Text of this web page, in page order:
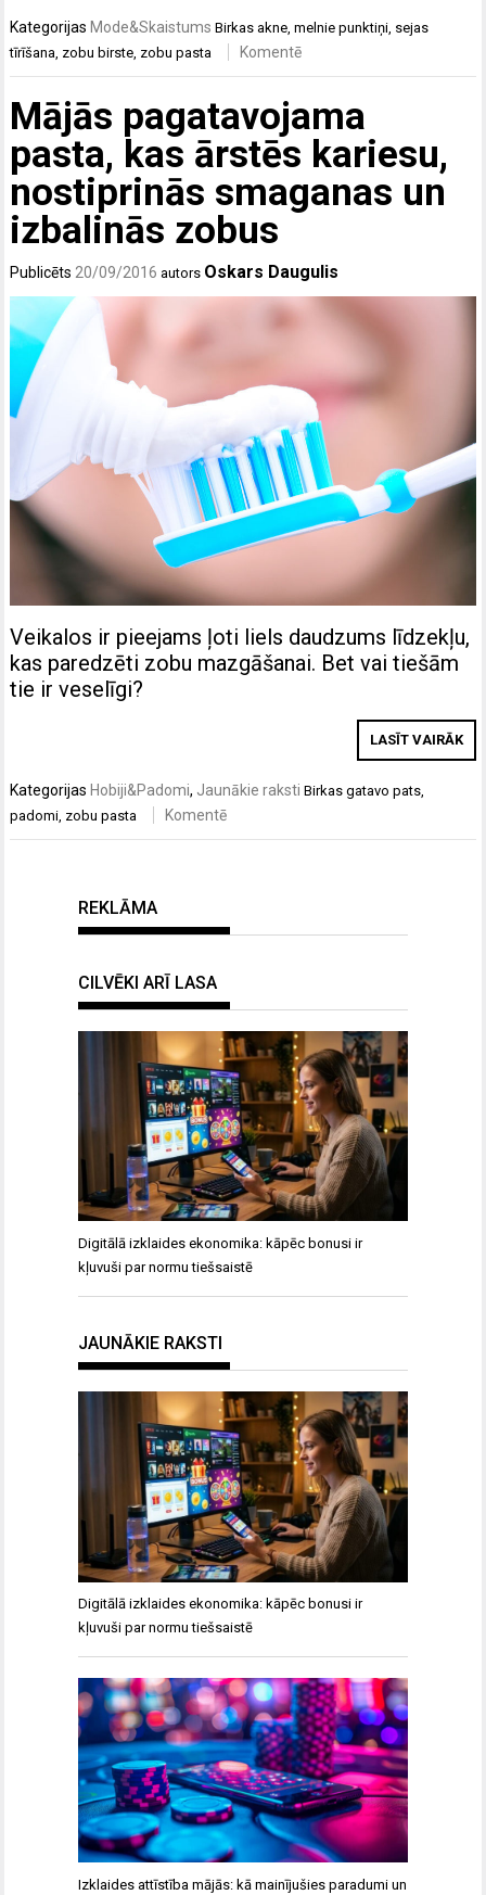
Kategorijas Mode&Skaistums Birkasakne ,melnie punktiņi sejas
tīrīšana zobu birste zobu pasta Komentē
Mājās pagatavojama
pasta, kas ārstēs kariesu,
nostiprinās smaganas un
izbalinās zobus
Publicēts20/09/2016 autors Oskars Daugulis
Veikalos ir pieejams ļoti liels daudzums līdzekļu,
kas paredzēti zobu mazgāšanai. Bet vai tiešām
tie ir veselīgi?
LASĪT VAIRĀK
Kategorijas Hobiji&Padomi, Jaunākie raksti Birkasgatavo pats
padomi zobu pasta Komentē
REKLĀMA
CILVĒKI ARĪ LASA
Digitālā izklaides ekonomika: kāpēc bonusi ir
kļuvuši par normu tiešsaistē
JAUNĀKIE RAKSTI
Digitālā izklaides ekonomika: kāpēc bonusi ir
kļuvuši par normu tiešsaistē
Izklaides attīstība mājās: kā mainījušies paradumi un